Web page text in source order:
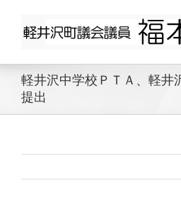
content
軽井沢中学校ＰＴＡ、軽井
提出